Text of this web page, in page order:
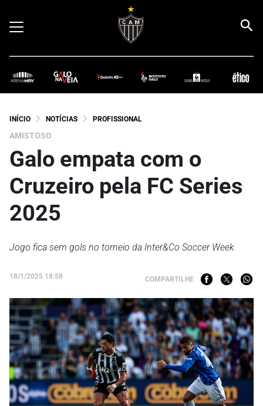
INÍCIO NOTÍCIAS PROFISSIONAL
AMISTOSO
Galo empata com o
Cruzeiro pela FC Series
2025
Jogo fica sem gols no torneio da Inter&Co Soccer Week
18/1/2025 18:58 COMPARTILHE